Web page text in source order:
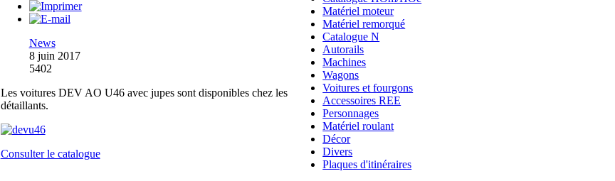
News
8 juin 2017
5402
Les voitures DEV AO U46 avec jupes sont disponibles chez les
détaillants.
Consulter le catalogue
Matériel moteur
Matériel remorqué
Catalogue N
Autorails
Machines
Wagons
Voitures et fourgons
Accessoires REE
Personnages
Matériel roulant
Décor
Divers
Plaques d'itinéraires